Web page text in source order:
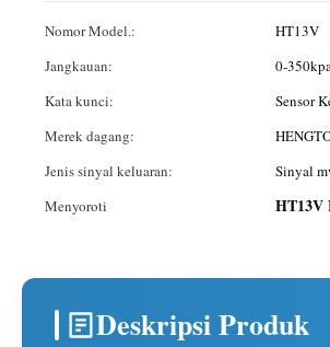
Nomor Model.: HT13V
Jangkauan:
0-
Kata kunci:
Sensor
Merek dagang:
Jenis sinyal keluaran:
Sinyal
Menyoroti
HT13V
Deskripsi Produk